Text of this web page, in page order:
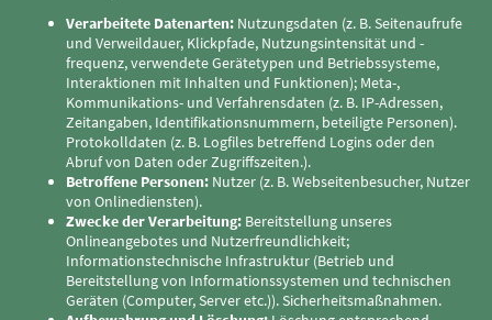
Verarbeitete Datenarten: Nutzungsdaten (z. B. Seitenaufrufe
und Verweildauer, Klickpfade, Nutzungsintensität und -
frequenz, verwendete Gerätetypen und Betriebssysteme,
Interaktionen mit Inhalten und Funktionen); Meta-,
Kommunikations- und Verfahrensdaten (z. B. IP-Adressen,
Zeitangaben, Identifikationsnummern, beteiligte Personen).
Protokolldaten (z. B. Logfiles betreffend Logins oder den
Abruf von Daten oder Zugriffszeiten.).
Betroffene Personen: Nutzer (z. B. Webseitenbesucher, Nutzer
von Onlinediensten).
Zwecke der Verarbeitung: Bereitstellung unseres
Onlineangebotes und Nutzerfreundlichkeit;
Informationstechnische Infrastruktur (Betrieb und
Bereitstellung von Informationssystemen und technischen
Geräten (Computer, Server etc.)). Sicherheitsmaßnahmen.